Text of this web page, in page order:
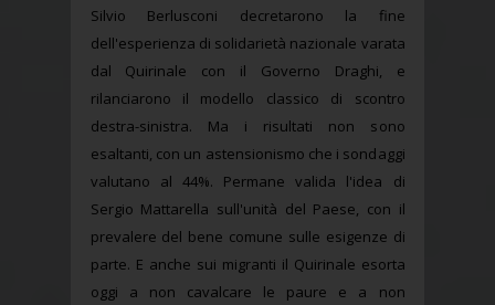
Silvio Berlusconi decretarono la fine
dell'esperienza di solidarietà nazionale varata
dal Quirinale con il Governo Draghi, e
rilanciarono il modello classico di scontro
destra-sinistra. Ma i risultati non sono
esaltanti, con un astensionismo che i sondaggi
valutano al 44%. Permane valida l'idea di
Sergio Mattarella sull'unità del Paese, con il
prevalere del bene comune sulle esigenze di
parte. E anche sui migranti il Quirinale esorta
oggi a non cavalcare le paure e a non